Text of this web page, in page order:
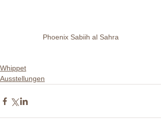
Phoenix Sabiih al Sahra
Whippet
Ausstellungen